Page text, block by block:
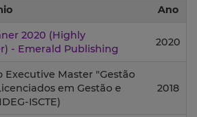
Ano
2020 (Highly
- Emerald Publishing
2020
Executive Master "Gestão
em Gestão e
ISCTE)
2018